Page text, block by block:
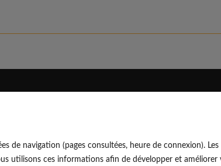
EldoPro pour les artisans et
EldoNetwork pour les réseaux, marques
de navigation (pages consultées, heure de connexion). Les
utilisons ces informations afin de développer et améliorer